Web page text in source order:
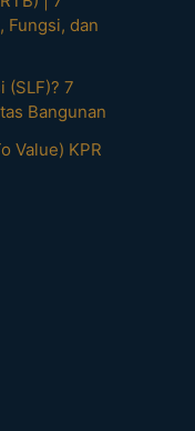
Fungsi, dan
(SLF)? 7
Bangunan
Value) KPR